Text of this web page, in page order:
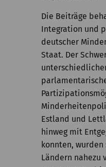
Die Beiträge
Integration und
deutscher
Staat. Der
Estland und
hinweg mit
konnten,
Ländern nahezu